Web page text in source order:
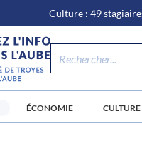
Culture : 49
ÉCONOMIE